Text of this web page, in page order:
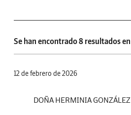
Se han encontrado 8 resultados
12 de febrero de 2026
DOÑA HERMINIA